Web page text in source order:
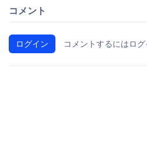
コメント
ログイン コメントするにはロ